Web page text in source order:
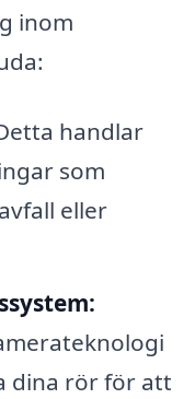
inom
handlar
som
eller
dina rör för att